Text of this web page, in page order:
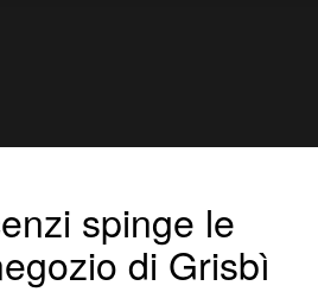
spinge le
di Grisbì